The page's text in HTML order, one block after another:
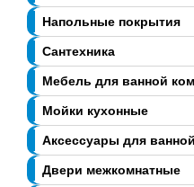
Напольные покрытия
Сантехника
Мебель для ванной
Мойки кухонные
Аксессуары для
Двери межкомнатные